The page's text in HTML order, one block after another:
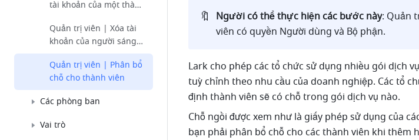
tài khoản của một thành
Quản trị viên | Xóa tài
khoản của người sáng
lập tổ chức
Quản trị viên | Phân bổ
chỗ cho thành viên
Các phòng ban
Vai trò
🔖 Người có thể thực hiện các bước này: Quản
viên có quyền Người dùng và Bộ phận.
Lark cho phép các tổ chức sử dụng nhiều gói dịch
tuỳ chỉnh theo nhu cầu của doanh nghiệp. Các tổ
định thành viên sẽ có chỗ trong gói dịch vụ nào.
Chỗ ngồi được xem như là giấy phép sử dụng của
bạn phải phân bổ chỗ cho các thành viên khi thêm